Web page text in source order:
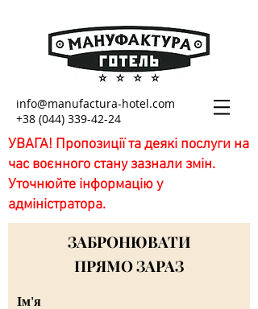
info@manufactura-hotel.com
+38 (044) 339-42-24
УВАГА! Пропозиції та деякі послуги на
час воєнного стану зазнали змін.
Уточнюйте інформацію у
адміністратора.
ЗАБРОНЮВАТИ
ПРЯМО ЗАРАЗ
Ім'я